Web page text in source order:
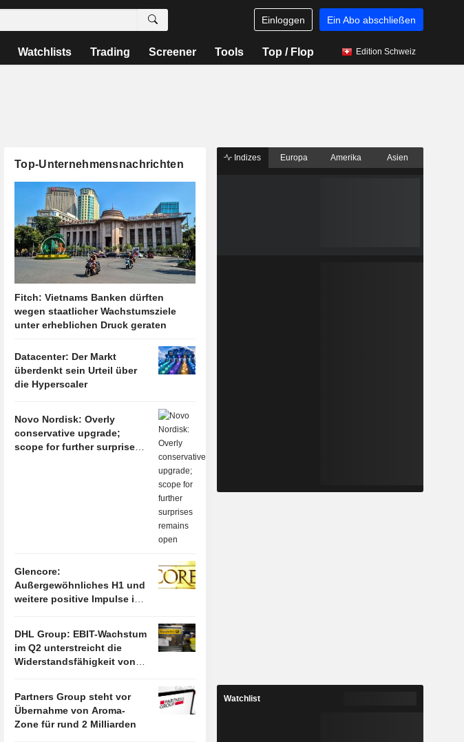
Einloggen Ein Abo abschließen
Watchlists Trading Screener Tools Top / Flop Edition Schweiz
Top-Unternehmensnachrichten
Fitch: Vietnams Banken dürften
wegen staatlicher Wachstumsziele
unter erheblichen Druck geraten
Datacenter: Der Markt
überdenkt sein Urteil über
die Hyperscaler
Novo Nordisk: Overly
conservative upgrade;
scope for further surprises
Glencore:
Außergewöhnliches H1 und
weitere positive Impulse in
DHL Group: EBIT-Wachstum
im Q2 unterstreicht die
Widerstandsfähigkeit von
Aufwärtspotenzial
Partners Group steht vor
Übernahme von Aroma-
Zone für rund 2 Milliarden
Indizes Europa Amerika Asien
Watchlist